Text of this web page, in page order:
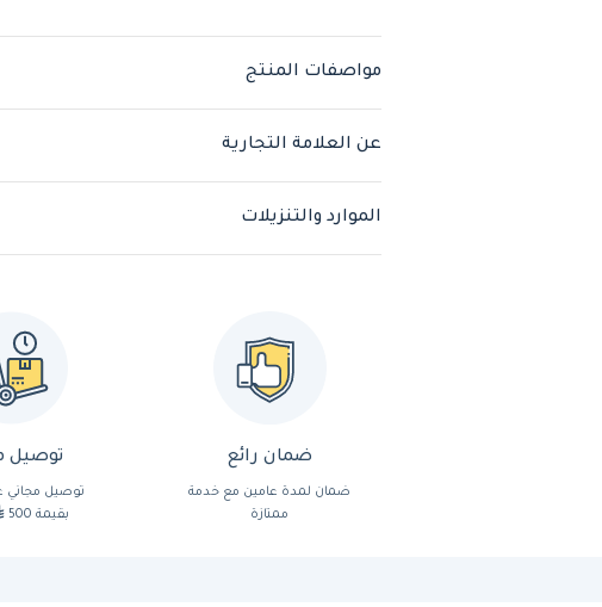
مواصفات المنتج
عن العلامة التجارية
الموارد والتنزيلات
ضمان رائع
ضمان لمدة عامين مع خدمة
ممتازة
توصيل
توصيل مجاني
بقيمة 500